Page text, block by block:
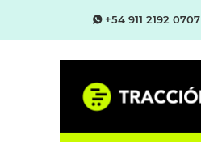
+54 911 2192 0707